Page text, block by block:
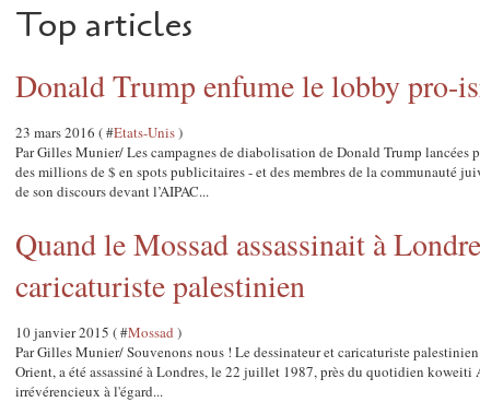
Top articles
Donald Trump enfume le lobby pro-
23 mars 2016 ( #Etats-Unis)
Par Gilles Munier/ Les campagnes de diabolisation de Donald Trump lancées
des millions de $ en spots publicitaires - et des membres de la communauté
de son discours devant l’AIPAC...
Quand le Mossad assassinait à
caricaturiste palestinien
10 janvier 2015 ( #Mossad )
Par Gilles Munier/ Souvenons nous ! Le dessinateur et caricaturiste
Orient, a été assassiné à Londres, le 22 juillet 1987, près du quotidien
irrévérencieux à l'égard...